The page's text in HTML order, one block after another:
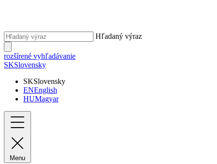
Hľadaný výraz
rozšírené vyhľadávanie
SKSlovensky
SKSlovensky
ENEnglish
HUMagyar
Menu